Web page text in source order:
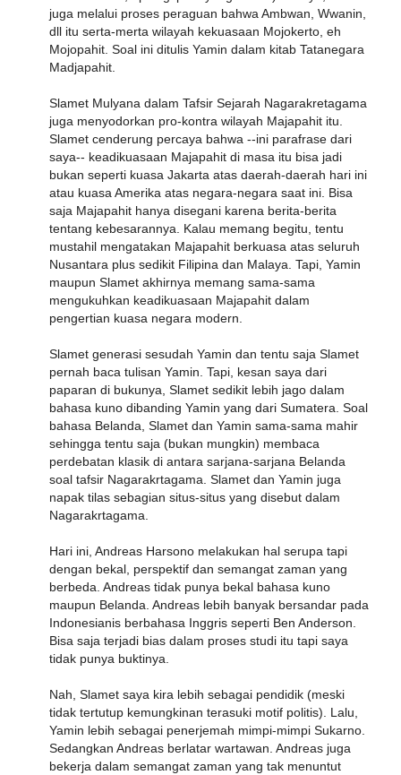
juga melalui proses peraguan bahwa Ambwan, Wwanin,
dll itu serta-merta wilayah kekuasaan Mojokerto, eh
Mojopahit. Soal ini ditulis Yamin dalam kitab Tatanegara
Madjapahit.
Slamet Mulyana dalam Tafsir Sejarah Nagarakretagama
juga menyodorkan pro-kontra wilayah Majapahit itu.
Slamet cenderung percaya bahwa --ini parafrase dari
saya-- keadikuasaan Majapahit di masa itu bisa jadi
bukan seperti kuasa Jakarta atas daerah-daerah hari ini
atau kuasa Amerika atas negara-negara saat ini. Bisa
saja Majapahit hanya disegani karena berita-berita
tentang kebesarannya. Kalau memang begitu, tentu
mustahil mengatakan Majapahit berkuasa atas seluruh
Nusantara plus sedikit Filipina dan Malaya. Tapi, Yamin
maupun Slamet akhirnya memang sama-sama
mengukuhkan keadikuasaan Majapahit dalam
pengertian kuasa negara modern.
Slamet generasi sesudah Yamin dan tentu saja Slamet
pernah baca tulisan Yamin. Tapi, kesan saya dari
paparan di bukunya, Slamet sedikit lebih jago dalam
bahasa kuno dibanding Yamin yang dari Sumatera. Soal
bahasa Belanda, Slamet dan Yamin sama-sama mahir
sehingga tentu saja (bukan mungkin) membaca
perdebatan klasik di antara sarjana-sarjana Belanda
soal tafsir Nagarakrtagama. Slamet dan Yamin juga
napak tilas sebagian situs-situs yang disebut dalam
Nagarakrtagama.
Hari ini, Andreas Harsono melakukan hal serupa tapi
dengan bekal, perspektif dan semangat zaman yang
berbeda. Andreas tidak punya bekal bahasa kuno
maupun Belanda. Andreas lebih banyak bersandar pada
Indonesianis berbahasa Inggris seperti Ben Anderson.
Bisa saja terjadi bias dalam proses studi itu tapi saya
tidak punya buktinya.
Nah, Slamet saya kira lebih sebagai pendidik (meski
tidak tertutup kemungkinan terasuki motif politis). Lalu,
Yamin lebih sebagai penerjemah mimpi-mimpi Sukarno.
Sedangkan Andreas berlatar wartawan. Andreas juga
bekerja dalam semangat zaman yang tak menuntut